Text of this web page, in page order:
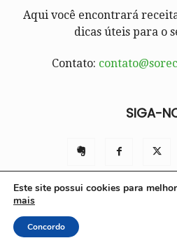
Aqui você encontrará
dicas úteis para o
Contato:
SIGA-
© Só Receitas e Dicas 2025 |
Este site possui cookies para
mais
Concordo